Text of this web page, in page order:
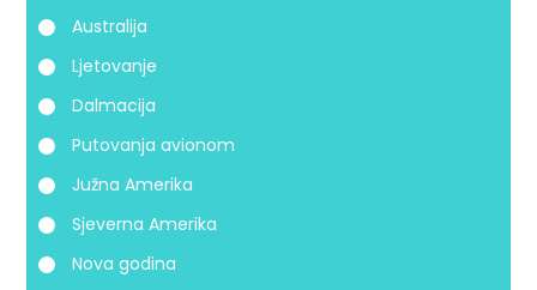
Australija
Ljetovanje
Dalmacija
Putovanja avionom
Južna Amerika
Sjeverna Amerika
Nova godina